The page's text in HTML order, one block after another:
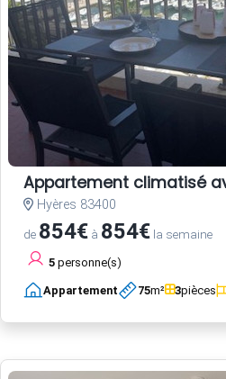
Appartement climatisé
Hyères 83400
de 854€ à 854€ la semaine
5 personne(s)
Appartement 75m² 3pièces